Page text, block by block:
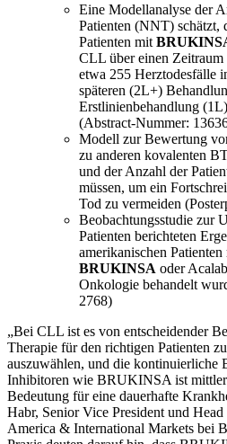
Eine Modellanalyse der
Patienten (NNT) schätzt,
Patienten mit
CLL über einen Zeitraum
etwa 255 Herztodesfälle
späteren (2L+)
Erstlinienbehandlung
(Abstract-Nummer:
Modell zur Bewertung
zu anderen kovalenten
und der Anzahl der
müssen, um ein
Tod zu vermeiden
Beobachtungsstudie zur
Patienten berichteten
amerikanischen
BRUKINSA oder
Onkologie behandelt
2768)
„Bei CLL ist es von entscheidender
Therapie für den richtigen Patienten
auszuwählen, und die kontinuierliche
Inhibitoren wie BRUKINSA ist
Bedeutung für eine dauerhafte
Habr, Senior Vice President und
America & International Markets bei